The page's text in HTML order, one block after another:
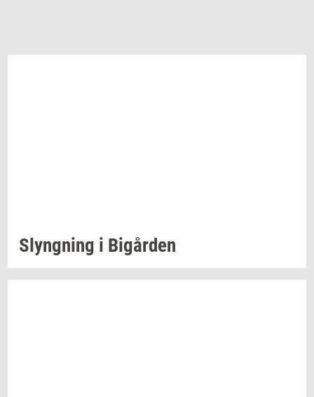
Slyng­ning i Bi­går­den